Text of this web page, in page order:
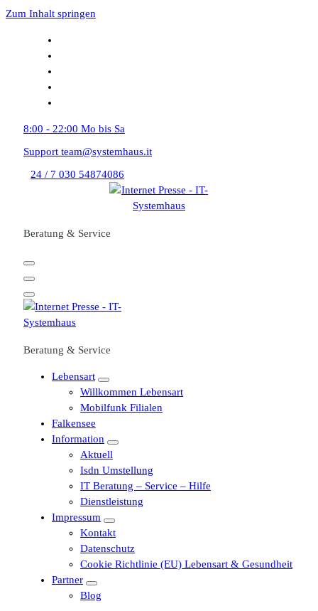
Zum Inhalt springen
8:00 - 22:00 Mo bis Sa
Support team@systemhaus.it
24 / 7 030 54874086
Beratung & Service
Beratung & Service
Lebensart
Willkommen Lebensart
Mobilfunk Filialen
Falkensee
Information
Aktuell
Isdn Umstellung
IT Beratung – Service – Hilfe
Dienstleistung
Impressum
Kontakt
Datenschutz
Cookie Richtlinie (EU) Lebensart & Gesundheit
Partner
Blog